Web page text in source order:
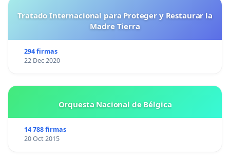
Tratado Internacional para Proteger y Restaurar la
Madre Tierra
294 firmas
22 Dec 2020
Orquesta Nacional de Bélgica
14 788 firmas
20 Oct 2015